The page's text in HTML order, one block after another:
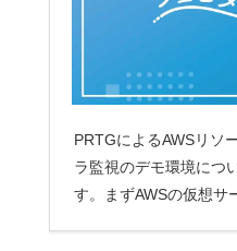
PRTGによるAWSリソ
ラ監視のデモ環境につ
す。まずAWSの仮想サ